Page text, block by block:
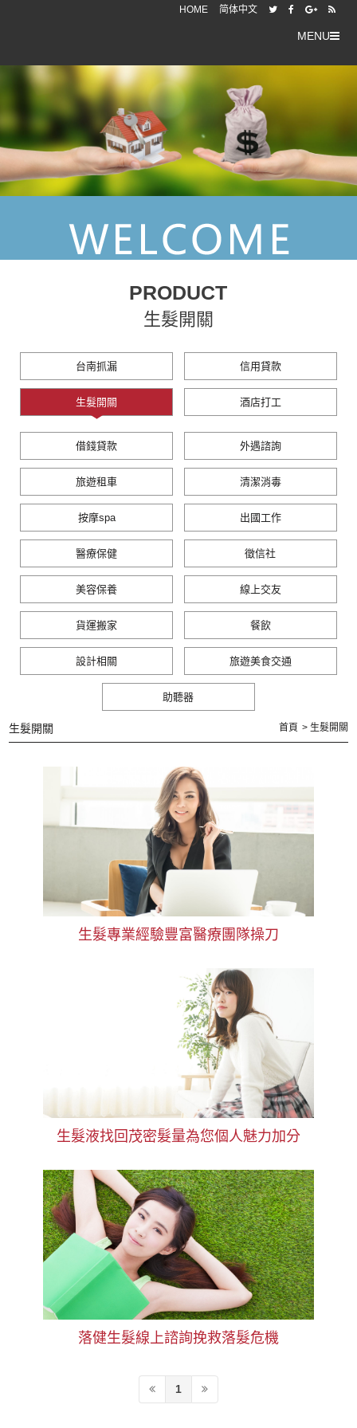
HOME 简体中文
MENU
PRODUCT
生髮開關
台南抓漏 信用貸款
生髮開關 酒店打工
借錢貸款 外遇諮詢
旅遊租車 清潔消毒
按摩spa 出國工作
醫療保健 徵信社
美容保養 線上交友
貨運搬家 餐飲
設計相關 旅遊美食交通
助聽器
生髮開關 首頁 生髮開關
生髮專業經驗豐富醫療團隊操刀
生髮液找回茂密髮量為您個人魅力加分
落健生髮線上諮詢挽救落髮危機‎
1